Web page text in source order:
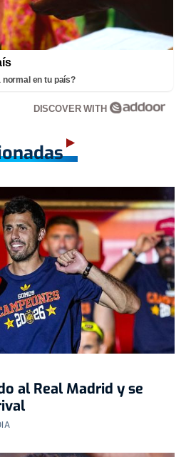
en tu país?
DISCOVER WITH
al Real Madrid y se